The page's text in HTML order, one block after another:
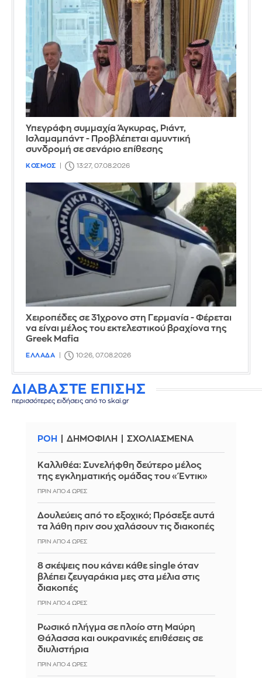
Υπεγράφη συμμαχία Άγκυρας, Ριάντ,
Ισλαμαμπάντ - Προβλέπεται αμυντική
συνδρομή σε σενάριο επίθεσης
ΚΟΣΜΟΣ 13:27, 07.08.2026
Χειροπέδες σε 31χρονο στη Γερμανία - Φέρεται
να είναι μέλος του εκτελεστικού βραχίονα της
Greek Mafia
ΕΛΛΑΔΑ 10:26, 07.08.2026
ΔΙΑΒΑΣΤΕ ΕΠΙΣΗΣ
περισσότερες ειδήσεις από το skai.gr
ΡΟΗ ΔΗΜΟΦΙΛΗ ΣΧΟΛΙΑΣΜΕΝΑ
Καλλιθέα: Συνελήφθη δεύτερο μέλος
της εγκληματικής ομάδας του «Έντικ»
ΠΡΙΝ ΑΠΌ 4 ΏΡΕΣ
Δουλεύεις από το εξοχικό; Πρόσεξε αυτά
τα λάθη πριν σου χαλάσουν τις διακοπές
ΠΡΙΝ ΑΠΌ 4 ΏΡΕΣ
8 σκέψεις που κάνει κάθε single όταν
βλέπει ζευγαράκια μες στα μέλια στις
διακοπές
ΠΡΙΝ ΑΠΌ 4 ΏΡΕΣ
Ρωσικό πλήγμα σε πλοίο στη Μαύρη
Θάλασσα και ουκρανικές επιθέσεις σε
διυλιστήρια
ΠΡΙΝ ΑΠΌ 4 ΏΡΕΣ